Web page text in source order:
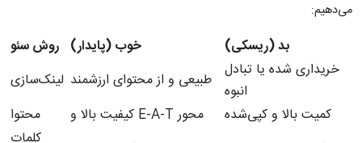
می‌دهیم:
روش سئو خوب (پایدار)
بد (ریسکی)
لینک‌سازی طبیعی و از محتوای ارزشمند خریداری شده یا تبادل
انبوه
محتوا
کیفیت بالا و E-A-T محور
کمیت بالا و کپی‌شده